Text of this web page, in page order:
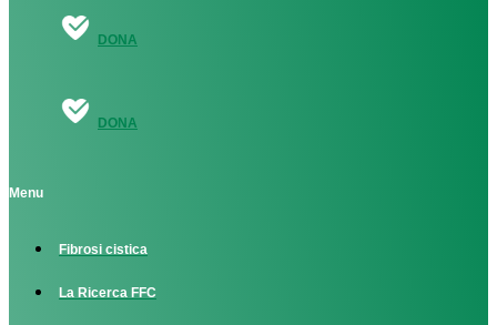
DONA
DONA
Menu
Fibrosi cistica
La Ricerca FFC